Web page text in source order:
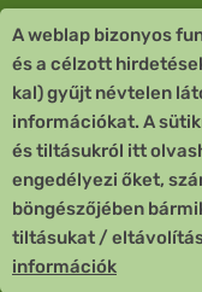
Vevőszolgálat
Quick Links
Fizetési mód
Copyright ©
Remedia
A weblap bizonyos
és a célzott
kal) gyűjt névtelen
információkat. A
és tiltásukról itt
engedélyezi őket,
böngészőjében
tiltásukat /
információk